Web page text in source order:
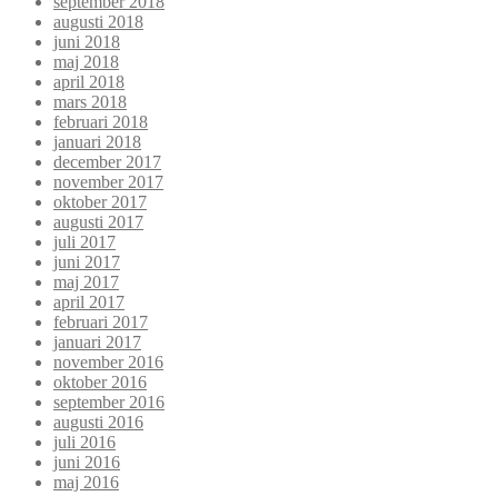
augusti 2018
juni 2018
maj 2018
april 2018
mars 2018
februari 2018
januari 2018
december 2017
november 2017
oktober 2017
augusti 2017
juli 2017
juni 2017
maj 2017
april 2017
februari 2017
januari 2017
november 2016
oktober 2016
september 2016
augusti 2016
juli 2016
juni 2016
maj 2016